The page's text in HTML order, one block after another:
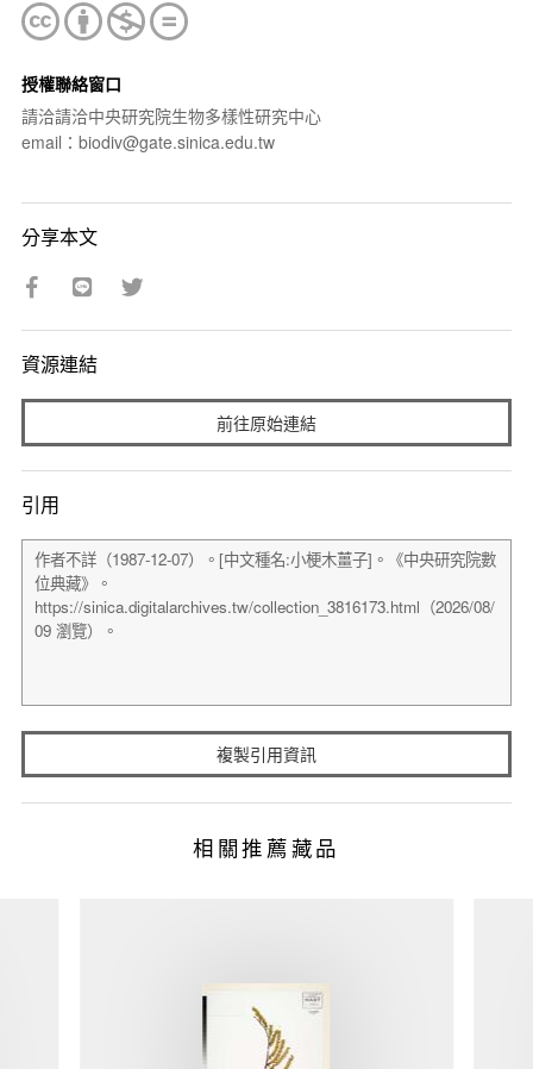
授權聯絡窗口
請洽請洽中央研究院生物多樣性研究中心
email：biodiv@gate.sinica.edu.tw
分享本文
資源連結
前往原始連結
引用
複製引用資訊
相關推薦藏品